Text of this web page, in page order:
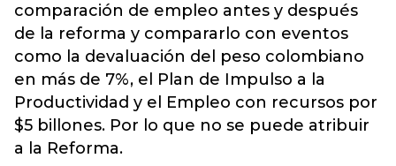
comparación de empleo antes y después
de la reforma y compararlo con eventos
como la devaluación del peso colombiano
en más de 7%, el Plan de Impulso a la
Productividad y el Empleo con recursos por
$5 billones. Por lo que no se puede atribuir
a la Reforma.